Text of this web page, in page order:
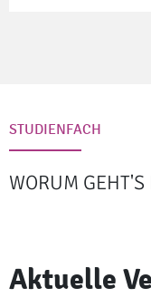
STUDIENFACH
WORUM
Aktuelle